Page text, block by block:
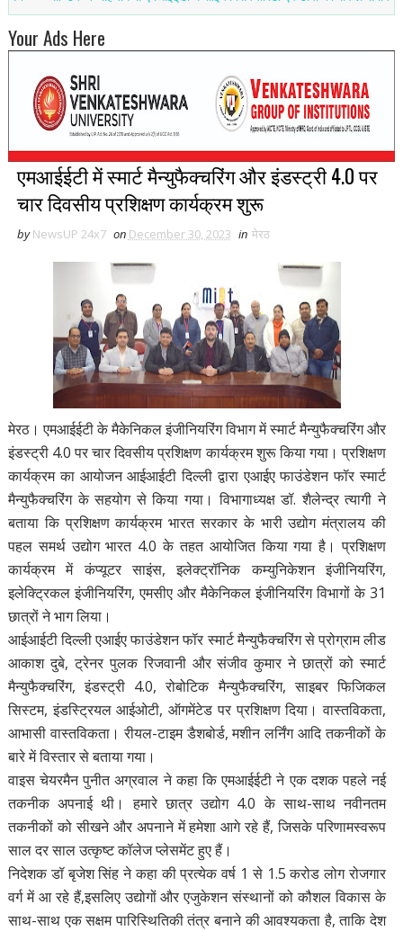
Your Ads Here
एमआईईटी में स्मार्ट मैन्युफैक्चरिंग और इंडस्ट्री 4.0 पर
चार दिवसीय प्रशिक्षण कार्यक्रम शुरू
by NewsUP 24x7 on December 30, 2023 in मेरठ
मेरठ। एमआईईटी के मैकेनिकल इंजीनियरिंग विभाग में स्मार्ट मैन्युफैक्चरिंग और
इंडस्ट्री 4.0 पर चार दिवसीय प्रशिक्षण कार्यक्रम शुरू किया गया। प्रशिक्षण
कार्यक्रम का आयोजन आईआईटी दिल्ली द्वारा एआईए फाउंडेशन फॉर स्मार्ट
मैन्युफैक्चरिंग के सहयोग से किया गया। विभागाध्यक्ष डॉ. शैलेन्द्र त्यागी ने
बताया कि प्रशिक्षण कार्यक्रम भारत सरकार के भारी उद्योग मंत्रालय की
पहल समर्थ उद्योग भारत 4.0 के तहत आयोजित किया गया है। प्रशिक्षण
कार्यक्रम में कंप्यूटर साइंस, इलेक्ट्रॉनिक कम्युनिकेशन इंजीनियरिंग,
इलेक्ट्रिकल इंजीनियरिंग, एमसीए और मैकेनिकल इंजीनियरिंग विभागों के 31
छात्रों ने भाग लिया।
आईआईटी दिल्ली एआईए फाउंडेशन फॉर स्मार्ट मैन्युफैक्चरिंग से प्रोग्राम लीड
आकाश दुबे, ट्रेनर पुलक रिजवानी और संजीव कुमार ने छात्रों को स्मार्ट
मैन्युफैक्चरिंग, इंडस्ट्री 4.0, रोबोटिक मैन्युफैक्चरिंग, साइबर फिजिकल
सिस्टम, इंडस्ट्रियल आईओटी, ऑगमेंटेड पर प्रशिक्षण दिया। वास्तविकता,
आभासी वास्तविकता। रीयल-टाइम डैशबोर्ड, मशीन लर्निंग आदि तकनीकों के
बारे में विस्तार से बताया गया।
वाइस चेयरमैन पुनीत अग्रवाल ने कहा कि एमआईईटी ने एक दशक पहले नई
तकनीक अपनाई थी। हमारे छात्र उद्योग 4.0 के साथ-साथ नवीनतम
तकनीकों को सीखने और अपनाने में हमेशा आगे रहे हैं, जिसके परिणामस्वरूप
साल दर साल उत्कृष्ट कॉलेज प्लेसमेंट हुए हैं।
निदेशक डॉ बृजेश सिंह ने कहा की प्रत्येक वर्ष 1 से 1.5 करोड लोग रोजगार
वर्ग में आ रहे हैं,इसलिए उद्योगों और एजुकेशन संस्थानों को कौशल विकास के
साथ-साथ एक सक्षम पारिस्थितिकी तंत्र बनाने की आवश्यकता है, ताकि देश